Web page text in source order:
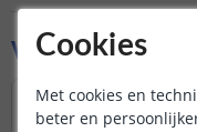
Vraag &
Beste,
Cookies
Met cookies en
beter en